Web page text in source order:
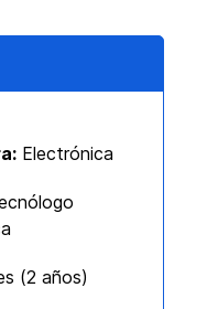
Electrónica
(2 años)